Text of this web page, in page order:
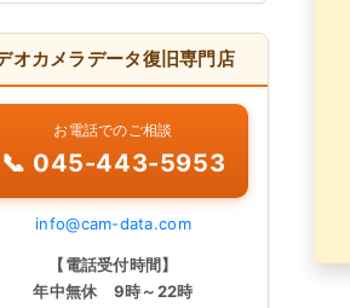
オカメラデータ復旧専門店
お電話でのご相談
📞 045-443-5953
info@cam-data.com
【電話受付時間】
年中無休 9時～22時